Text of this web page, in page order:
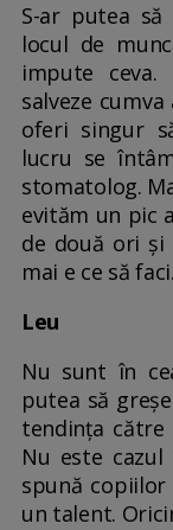
S-ar putea
locul de
impute
salveze
oferi singur
lucru se
stomatolog.
evităm un pic
de două ori și
mai e ce să
Leu
Nu sunt în
putea să
tendința către
Nu este
spună
un talent.